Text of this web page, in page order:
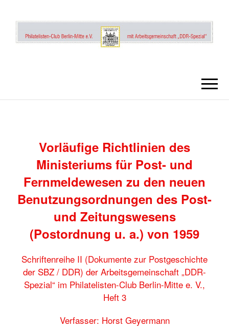
DDR
UND
Vorläufige Richtlinien des
Ministeriums für Post- und
Fernmeldewesen zu den neuen
Benutzungsordnungen des Post-
und Zeitungswesens
(Postordnung u. a.) von 1959
Schriftenreihe II (Dokumente zur Postgeschichte
der SBZ / DDR) der Arbeitsgemeinschaft „DDR-
Spezial“ im Philatelisten-Club Berlin-Mitte e. V.,
Heft 3
Verfasser: Horst Geyermann